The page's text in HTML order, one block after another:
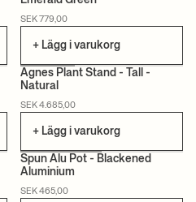
SEK 779,00
+ Lägg i varukorg
Agnes Plant Stand - Tall -
Natural
SEK 4.685,00
+ Lägg i varukorg
Spun Alu Pot - Blackened
Aluminium
SEK 465,00